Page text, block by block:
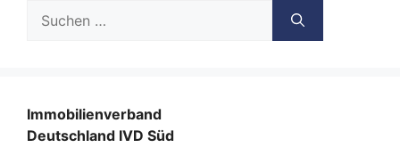
nach:
Immobilienverband
Deutschland IVD Süd